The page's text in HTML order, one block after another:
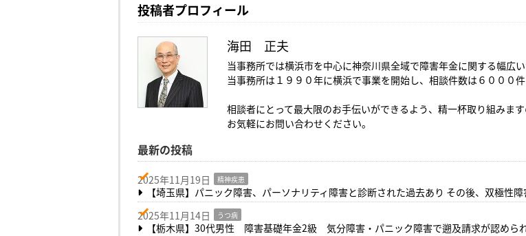
投稿者プロフィール
海田 正夫
当事務所では横浜市を中心に神奈川県全域で障害年金に関する幅広
当事務所は１９９０年に横浜で事業を開始し、相談件数は６０００
相談者にとって最大限のお手伝いができるよう、精一杯取り組みま
お気軽にお問い合わせください。
最新の投稿
2025年11月19日 精神疾患
【埼玉県】パニック障害、パーソナリティ障害と診断された過去あり その後、双極性
2025年11月14日
うつ病
【栃木県】30代男性 障害基礎年金2級 気分障害・パニック障害で遡及請求が認めら